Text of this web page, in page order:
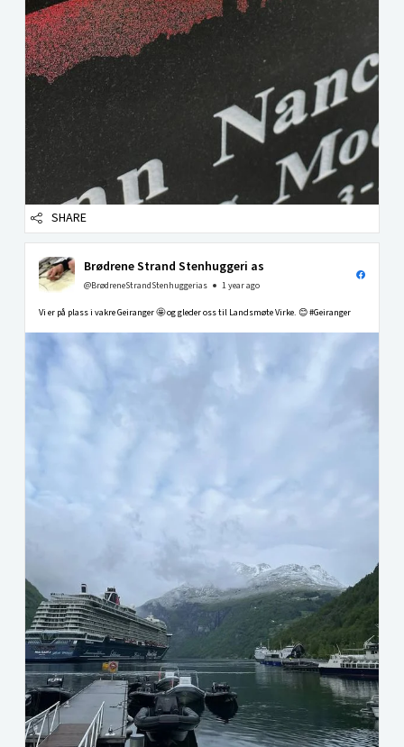
SHARE
Brødrene Strand Stenhuggeri as
@BrødreneStrandStenhuggerias 1 year ago
Vi er på plass i vakre Geiranger 🤩 og gleder oss til Landsmøte Virke. 😊 #Geiranger